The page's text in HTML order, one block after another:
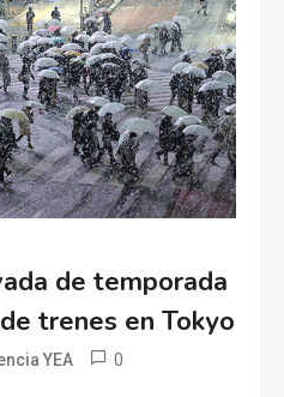
de temporada
trenes en Tokyo
YEA 0